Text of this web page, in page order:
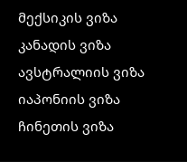
მექსიკის ვიზა
კანადის ვიზა
ავსტრალიის ვიზა
იაპონიის ვიზა
ჩინეთის ვიზა